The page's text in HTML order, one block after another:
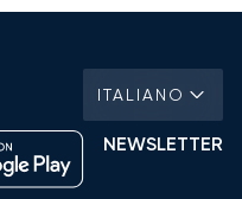
ITALIANO
NEWSLETTER